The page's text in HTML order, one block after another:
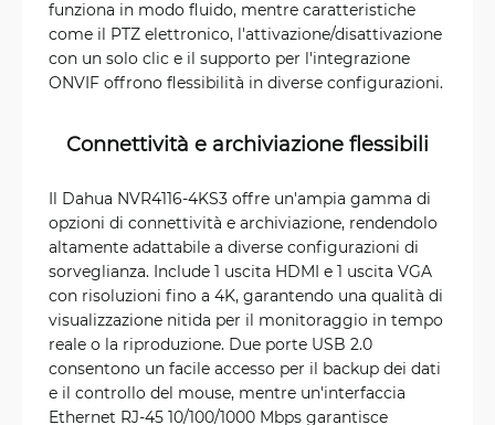
funziona in modo fluido, mentre caratteristiche
come il PTZ elettronico, l'attivazione/disattivazione
con un solo clic e il supporto per l'integrazione
ONVIF offrono flessibilità in diverse configurazioni.
Connettività e archiviazione flessibili
Il Dahua NVR4116-4KS3 offre un'ampia gamma di
opzioni di connettività e archiviazione, rendendolo
altamente adattabile a diverse configurazioni di
sorveglianza. Include 1 uscita HDMI e 1 uscita VGA
con risoluzioni fino a 4K, garantendo una qualità di
visualizzazione nitida per il monitoraggio in tempo
reale o la riproduzione. Due porte USB 2.0
consentono un facile accesso per il backup dei dati
e il controllo del mouse, mentre un'interfaccia
Ethernet RJ-45 10/100/1000 Mbps garantisce